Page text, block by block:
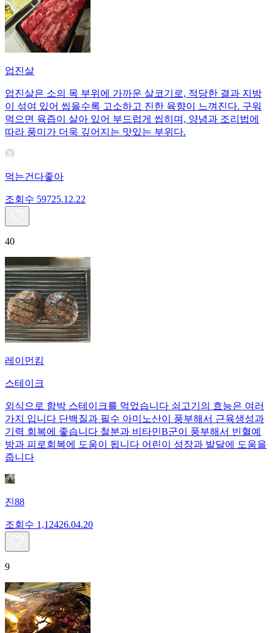
업진살
업진살은 소의 목 부위에 가까운 살코기로, 적당한 결과 지방
이 섞여 있어 씹을수록 고소하고 진한 육향이 느껴진다. 구워
먹으면 육즙이 살아 있어 부드럽게 씹히며, 양념과 조리법에
따라 풍미가 더욱 깊어지는 맛있는 부위다.
먹는건다좋아
조회수 59725.12.22
40
레이먼킴
스테이크
외식으로 함박 스테이크를 먹었습니다 쇠고기의 효능은 여러
가지 입니다 단백질과 필수 아미노산이 풍부해서 근육생성과
기력 회복에 좋습니다 철분과 비타민B군이 풍부해서 빈혈예
방과 피로회복에 도움이 됩니다 어린이 성장과 발달에 도움을
줍니다
진88
조회수 1,12426.04.20
9